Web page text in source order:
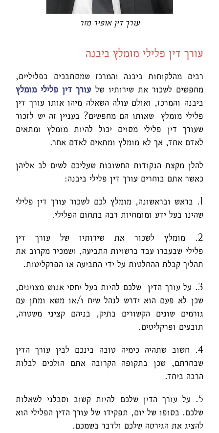
עורך דין אופיר מזר
עורך דין פלילי מומלץ ביבנה
רבים מהלקוחות ביבנה והמרכז שמסתבכים בפליליים,
מחפשים לשכור את שירותיו של עורך דין פלילי מומלץ
ביבנה והמרכז, ואולם עולה השאלה מיהו אותו עורך דין
פלילי מומלץ שאותו הם מחפשים? בעניין זה יש לזכור
שעורך דין פלילי מסוים יכול להיות מומלץ ומתאים
לאדם אחד, אך לא מומלץ ומתאים לאדם אחר.
להלן מקצת הנקודות החשובות שעליכם לשים לב אליהן
כאשר אתם בוחרים עורך דין פלילי ביבנה:
1. בראש ובראשונה, מומלץ לכם לשכור עורך דין פלילי
שהינו בעל ידע ומומחיות רבה בתחום הפלילי.
2. מומלץ לשכור את שירותיו של עורך דין
פלילי שבעברו עבד ברשויות התביעה, ושמכיר מקרוב את
תהליך קבלת ההחלטות על ידי התביעה או הפרקליטות.
3. על עורך הדין שלכם להיות בעל יחסי אנוש מצוינים,
שכן לא פעם הוא ידרש לנהל שיח ו/או משא ומתן עם
גורמים שונים הקשורים בתיק, בניהם קציני משטרה,
תובעים ופרקליטים.
4. חשוב שתהיה כימיה טובה בינכם לבין עורך הדין
שבחרתם, שכן בתקופה הקרובה אתם הולכים לבלות
הרבה ביחד.
5. על עורך הדין שלכם להיות קשוב וסבלני לשאלות
שלכם. בסופו של יום, תפקידו של עורך הדין הפלילי הוא
להציג את הגירסה שלכם ולדבר בשמכם.